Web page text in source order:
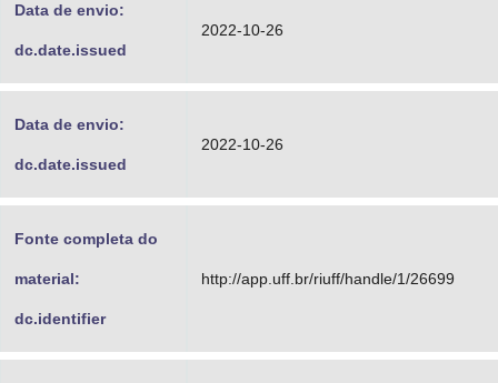
Data de envio:
dc.date.issued
2022-10-26
Data de envio:
dc.date.issued
2022-10-26
Fonte completa do
material:
dc.identifier
http://app.uff.br/riuff/handle/1/26699